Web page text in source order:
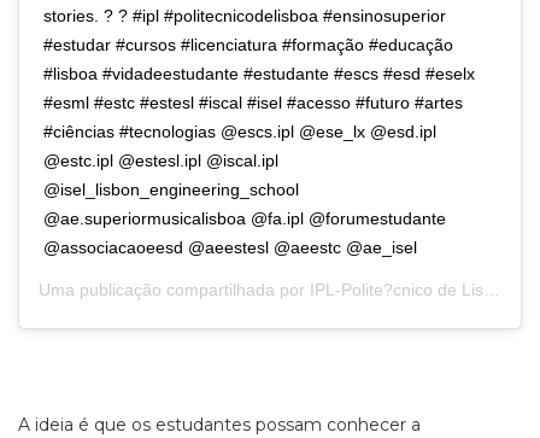
stories. ? ? #ipl #politecnicodelisboa #ensinosuperior
#estudar #cursos #licenciatura #formação #educação
#lisboa #vidadeestudante #estudante #escs #esd #eselx
#esml #estc #estesl #iscal #isel #acesso #futuro #artes
#ciências #tecnologias @escs.ipl @ese_lx @esd.ipl
@estc.ipl @estesl.ipl @iscal.ipl
@isel_lisbon_engineering_school
@ae.superiormusicalisboa @fa.ipl @forumestudante
@associacaoeesd @aeestesl @aeestc @ae_isel
Uma publicação compartilhada por IPL-Polite?cnico de Lisboa
A ideia é que os estudantes possam conhecer a